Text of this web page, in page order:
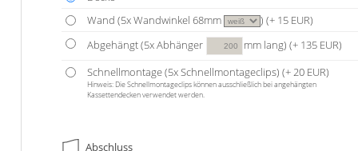
Wand (5x Wandwinkel 68mm ) (+ 15 EUR)
Abgehängt (5x Abhänger mm lang) (+ 135 EUR)
Schnellmontage (5x Schnellmontageclips) (+ 20 EUR)
Hinweis: Die Schnell­montage­clips können aus­schließ­lich bei an­ge­häng­ten
Kassetten­decken ver­wendet werden.
Abschluss